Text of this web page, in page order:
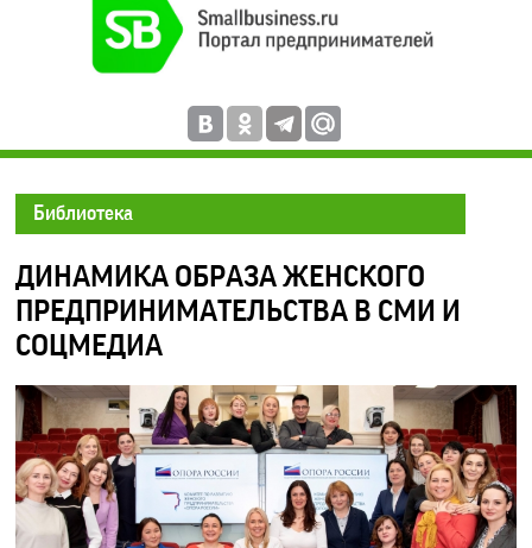
Библиотека
ДИНАМИКА ОБРАЗА ЖЕНСКОГО
ПРЕДПРИНИМАТЕЛЬСТВА В СМИ И
СОЦМЕДИА